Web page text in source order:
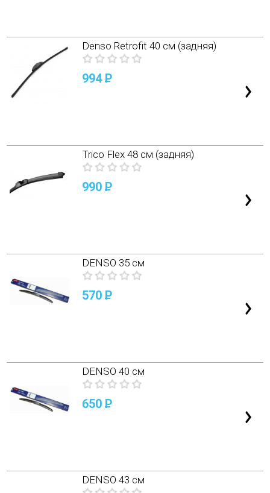
Denso Retrofit 40 см (задняя)
994P
Trico Flex 48 см (задняя)
990P
DENSO 35 см
570P
DENSO 40 см
650P
DENSO 43 см